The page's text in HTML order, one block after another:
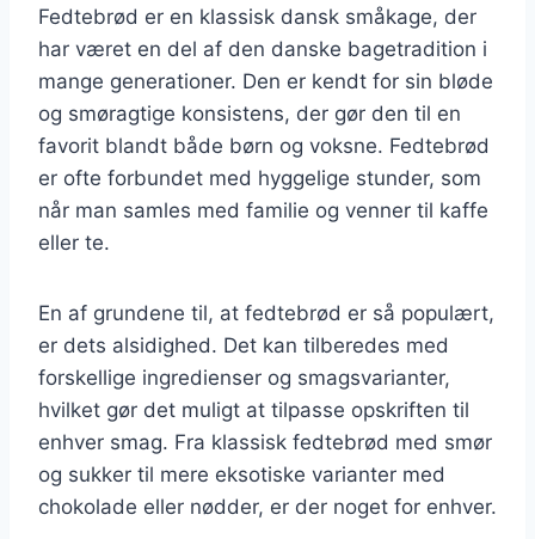
Fedtebrød er en klassisk dansk småkage, der
har været en del af den danske bagetradition i
mange generationer. Den er kendt for sin bløde
og smøragtige konsistens, der gør den til en
favorit blandt både børn og voksne. Fedtebrød
er ofte forbundet med hyggelige stunder, som
når man samles med familie og venner til kaffe
eller te.
En af grundene til, at fedtebrød er så populært,
er dets alsidighed. Det kan tilberedes med
forskellige ingredienser og smagsvarianter,
hvilket gør det muligt at tilpasse opskriften til
enhver smag. Fra klassisk fedtebrød med smør
og sukker til mere eksotiske varianter med
chokolade eller nødder, er der noget for enhver.